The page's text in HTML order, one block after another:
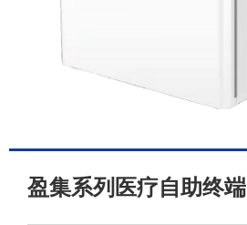
盈集系列医疗自助终端